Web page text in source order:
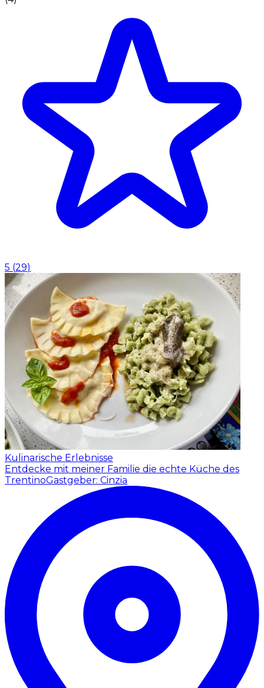
5 (29)
Kulinarische Erlebnisse
Entdecke mit meiner Familie die echte Küche des
TrentinoGastgeber: Cinzia